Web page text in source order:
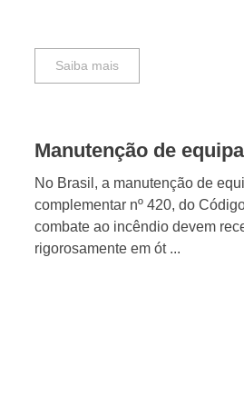
Saiba mais
Manutenção de
No Brasil, a manutenção de
complementar nº 420, do
combate ao incêndio devem
rigorosamente em ót ...